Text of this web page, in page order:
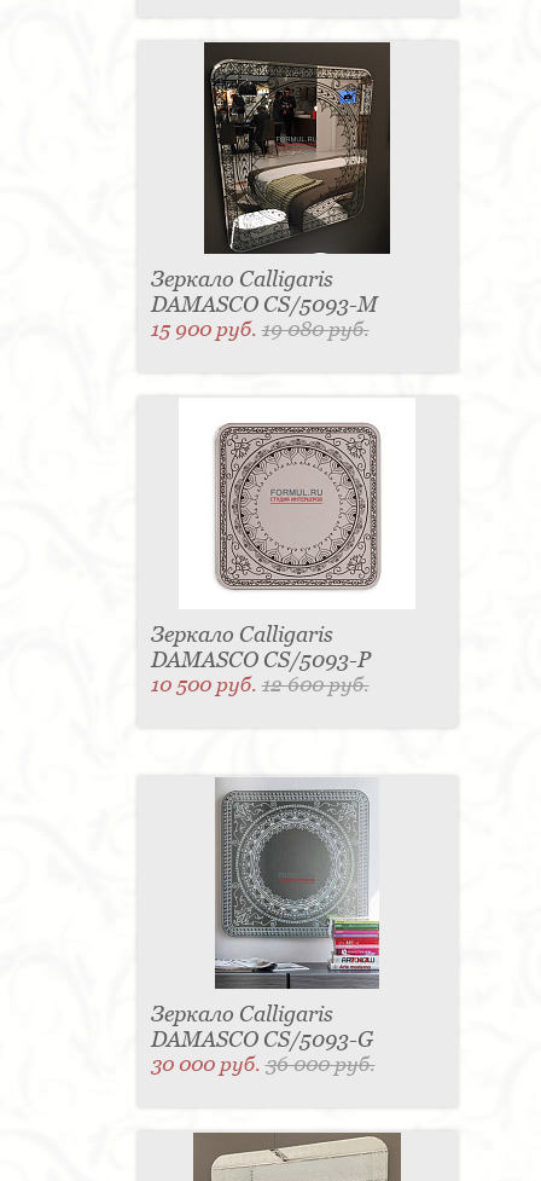
Зеркало Calligaris
DAMASCO CS/5093-M
15 900 руб.19 080 руб.
Зеркало Calligaris
DAMASCO CS/5093-P
10 500 руб.12 600 руб.
Зеркало Calligaris
DAMASCO CS/5093-G
30 000 руб.36 000 руб.